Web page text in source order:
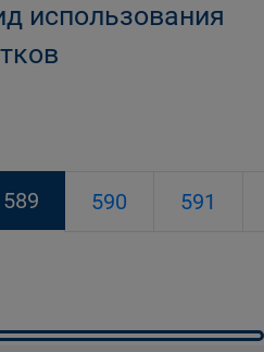
использования
589 590 591